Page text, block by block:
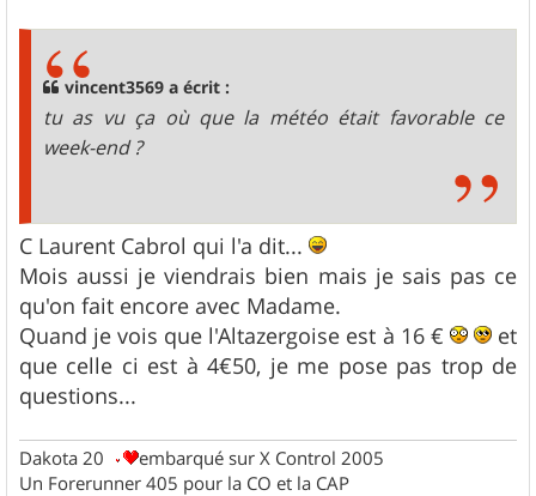
vincent3569 a écrit :
tu as vu ça où que la météo était favorable ce
week-end ?
C Laurent Cabrol qui l'a dit...
Mois aussi je viendrais bien mais je sais pas ce
qu'on fait encore avec Madame.
Quand je vois que l'Altazergoise est à 16 €
et
que celle ci est à 4€50, je me pose pas trop de
questions...
Dakota 20
embarqué sur X Control 2005
Un Forerunner 405 pour la CO et la CAP